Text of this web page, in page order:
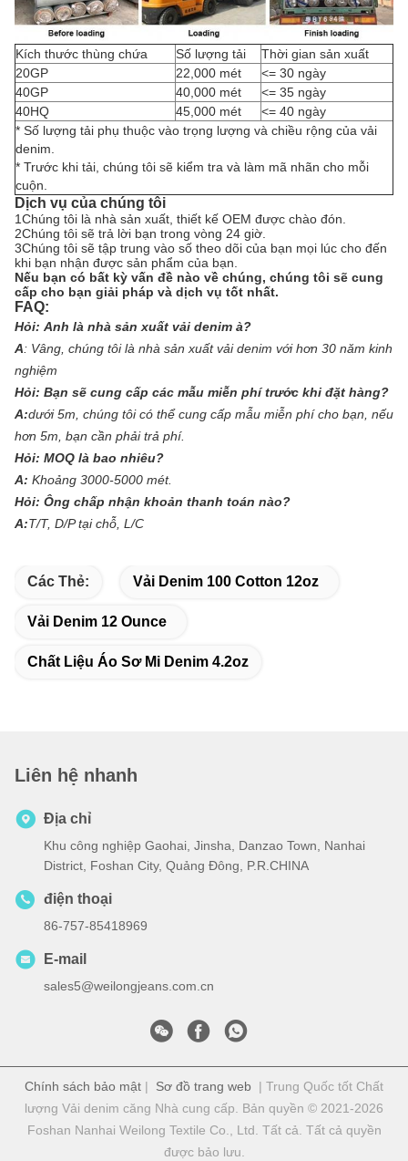
Kích thước thùng chứa Số lượng tải
Thời gian sản xuất
20GP
22,000 mét
<= 30 ngày
40GP
40,000 mét
<= 35 ngày
40HQ
45,000 mét
<= 40 ngày
* Số lượng tải phụ thuộc vào trọng lượng và chiều rộng của vải
denim.
* Trước khi tải, chúng tôi sẽ kiểm tra và làm mã nhãn cho mỗi
cuộn.
Dịch vụ của chúng tôi
1Chúng tôi là nhà sản xuất, thiết kế OEM được chào đón.
2Chúng tôi sẽ trả lời bạn trong vòng 24 giờ.
3Chúng tôi sẽ tập trung vào số theo dõi của bạn mọi lúc cho đến
khi bạn nhận được sản phẩm của bạn.
Nếu bạn có bất kỳ vấn đề nào về chúng, chúng tôi sẽ cung
cấp cho bạn giải pháp và dịch vụ tốt nhất.
FAQ:
Hỏi: Anh là nhà sản xuất vải denim à?
A: Vâng, chúng tôi là nhà sản xuất vải denim với hơn 30 năm kinh
nghiệm
Hỏi: Bạn sẽ cung cấp các mẫu miễn phí trước khi đặt hàng?
A:dưới 5m, chúng tôi có thể cung cấp mẫu miễn phí cho bạn, nếu
hơn 5m, bạn cần phải trả phí.
Hỏi: MOQ là bao nhiêu?
A: Khoảng 3000-5000 mét.
Hỏi: Ông chấp nhận khoản thanh toán nào?
A:T/T, D/P tại chỗ, L/C
Các Thẻ: Vải Denim 100 Cotton 12oz
Vải Denim 12 Ounce
Chất Liệu Áo Sơ Mi Denim 4.2oz
Liên hệ nhanh
Địa chỉ
Khu công nghiệp Gaohai, Jinsha, Danzao Town, Nanhai
District, Foshan City, Quảng Đông, P.R.CHINA
điện thoại
86-757-85418969
E-mail
sales5@weilongjeans.com.cn
Chính sách bảo mật | Sơ đồ trang web | Trung Quốc tốt Chất
lượng Vải denim căng Nhà cung cấp. Bản quyền © 2021-2026
Foshan Nanhai Weilong Textile Co., Ltd. Tất cả. Tất cả quyền
được bảo lưu.